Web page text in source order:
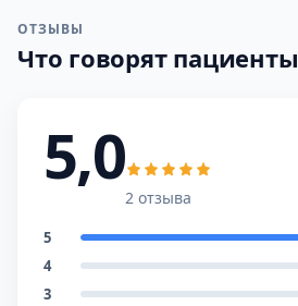
ОТЗЫВЫ
Что говорят пациенты
5,0
2 отзыва
5
4
3